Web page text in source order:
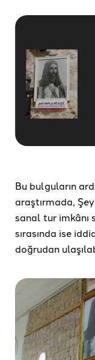
Bu bulguların
araştırmada,
sanal tur imkânı
sırasında ise
doğrudan